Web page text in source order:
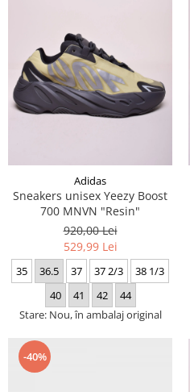
Adidas
Sneakers unisex Yeezy Boost
700 MNVN "Resin"
920,00 Lei
529,99 Lei
35 36.5 37 37 2/3
38 1/3
40
41 42
44
Stare: Nou, în ambalaj original
-40%